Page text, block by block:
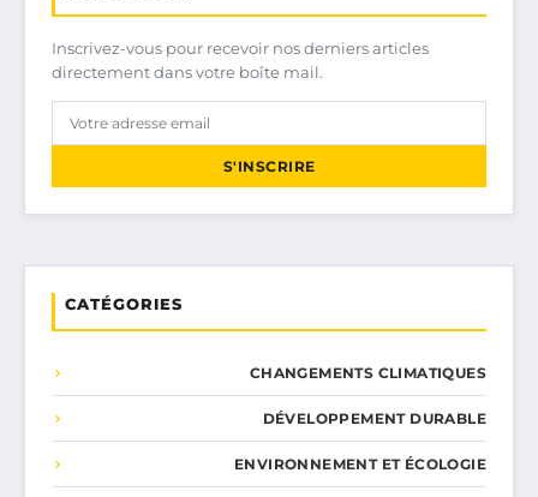
Inscrivez-vous pour recevoir nos derniers articles
directement dans votre boîte mail.
S'INSCRIRE
CATÉGORIES
CHANGEMENTS CLIMATIQUES
DÉVELOPPEMENT DURABLE
ENVIRONNEMENT ET ÉCOLOGIE